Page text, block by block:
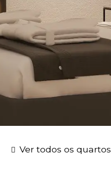
Ver todos os quartos